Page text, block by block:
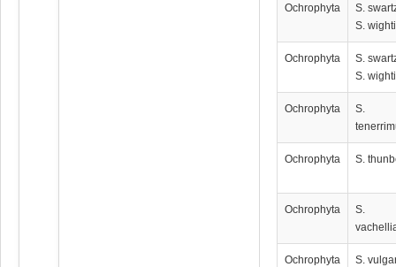
Ochrophyta
S.
S.
Ochrophyta
S.
S.
Ochrophyta
S.
Ochrophyta S.
Ochrophyta
S.
Ochrophyta S.